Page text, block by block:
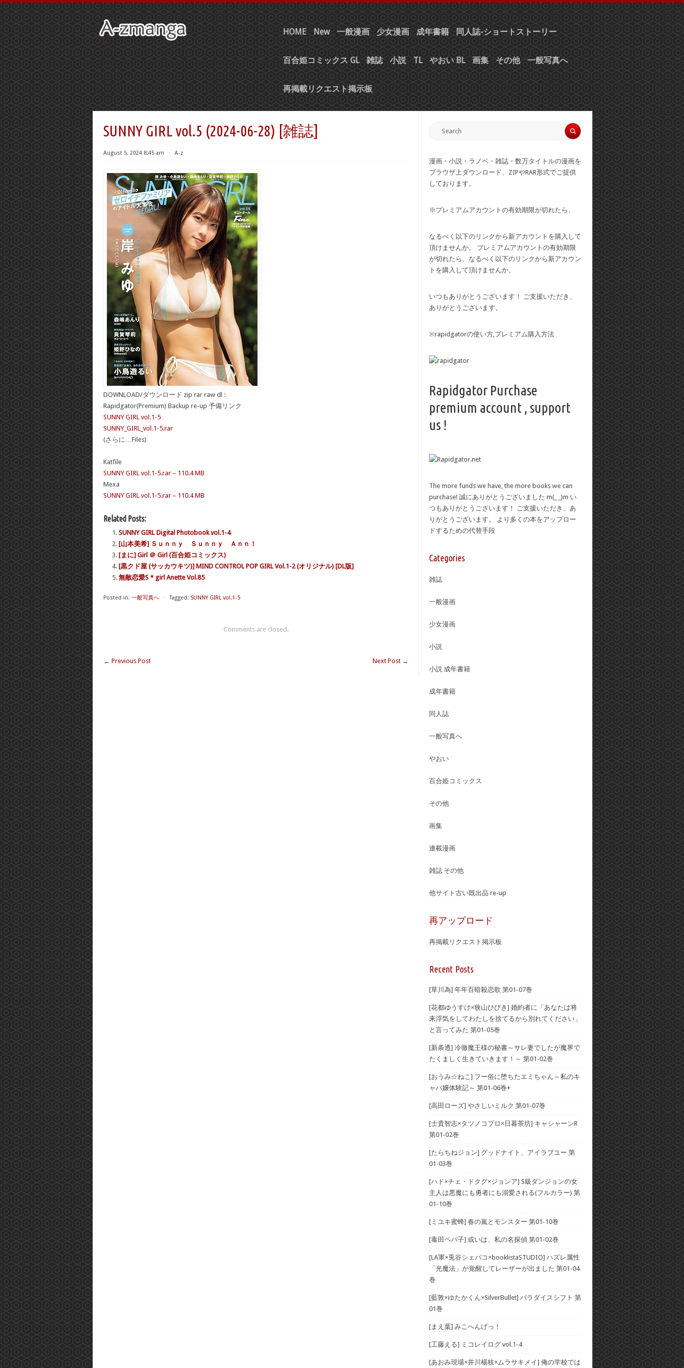
HOME New 一般漫画 少女漫画 成年書籍 同人誌-ショートストーリー
百合姫コミックス GL 雑誌 小説 TL やおい BL 画集 その他 一般写真へ
再掲載リクエスト掲示板
SUNNY GIRL vol.5 (2024-06-28) [雑誌]
August 5, 2024 8:45 am ⋅ A-z
DOWNLOAD/ダウンロード zip rar raw dl :
Rapidgator(Premium) Backup re-up 予備リンク
SUNNY GIRL vol.1-5
SUNNY_GIRL_vol.1-5.rar
(さらに…Files)
Katfile
SUNNY GIRL vol.1-5.rar – 110.4 MB
Mexa
SUNNY GIRL vol.1-5.rar – 110.4 MB
Related Posts:
SUNNY GIRL Digital Photobook vol.1-4
[山本美希] Ｓｕｎｎｙ Ｓｕｎｎｙ Ａｎｎ！
[まに] Girl ＠ Girl (百合姫コミックス)
[黒クド屋 (サッカウキツ)] MIND CONTROL POP GIRL Vol.1-2 (オリジナル) [DL版]
無敵恋愛S＊girl Anette Vol.85
Posted in: 一般写真へ ⋅ Tagged: SUNNY GIRL vol.1-5
Comments are closed.
← Previous Post Next Post →
漫画・小説・ラノベ・雑誌・数万タイトルの漫画を
ブラウザ上ダウンロード、ZIPやRAR形式でご提供
しております。
※プレミアムアカウントの有効期限が切れたら、
なるべく以下のリンクから新アカウントを購入して
頂けませんか。 プレミアムアカウントの有効期限
が切れたら、なるべく以下のリンクから新アカウン
トを購入して頂けませんか。
いつもありがとうございます！ ご支援いただき、
ありがとうございます。
※rapidgatorの使い方,プレミアム購入方法
Rapidgator Purchase
premium account , support
us !
The more funds we have, the more books we can
purchase! 誠にありがとうございました m(_ _)m い
つもありがとうございます！ ご支援いただき、あ
りがとうございます。 より多くの本をアップロー
ドするための代替手段
Categories
雑誌
一般漫画
少女漫画
小説
小説 成年書籍
成年書籍
同人誌
一般写真へ
やおい
百合姫コミックス
その他
画集
連載漫画
雑誌 その他
他サイト古い既出品 re-up
再アップロード
再掲載リクエスト掲示板
Recent Posts
[草川為] 年年百暗殺恋歌 第01-07巻
[花都ゆうすけ×狭山ひびき] 婚約者に「あなたは将
来浮気をしてわたしを捨てるから別れてください」
と言ってみた 第01-05巻
[新条透] 冷徹魔王様の秘書～サレ妻でしたが魔界で
たくましく生きていきます！～ 第01-02巻
[おうみ☆ねこ] フー俗に堕ちたエミちゃん～私のキ
ャバ嬢体験記～ 第01-06巻+
[高田ローズ] やさしいミルク 第01-07巻
[士貴智志×タツノコプロ×日暮茶坊] キャシャーンR
第01-02巻
[たらちねジョン] グッドナイト、アイラブユー 第
01-03巻
[ハド×チェ・ドクグ×ジョンア] S級ダンジョンの女
主人は悪魔にも勇者にも溺愛される(フルカラー) 第
01-10巻
[ミユキ蜜蜂] 春の嵐とモンスター 第01-10巻
[毒田ペパ子] 或いは、私の名探偵 第01-02巻
[LA軍×兎谷シェパコ×booklistaSTUDIO] ハズレ属性
「光魔法」が覚醒してレーザーが出ました 第01-04
巻
[藍敦×ゆたかくん×SilverBullet] パラダイスシフト 第
01巻
[まえ葉] みこへんげっ！
[工藤える] ミコレイログ vol.1-4
[あおみ現場×井川楊枝×ムラサキメイ] 俺の学校では